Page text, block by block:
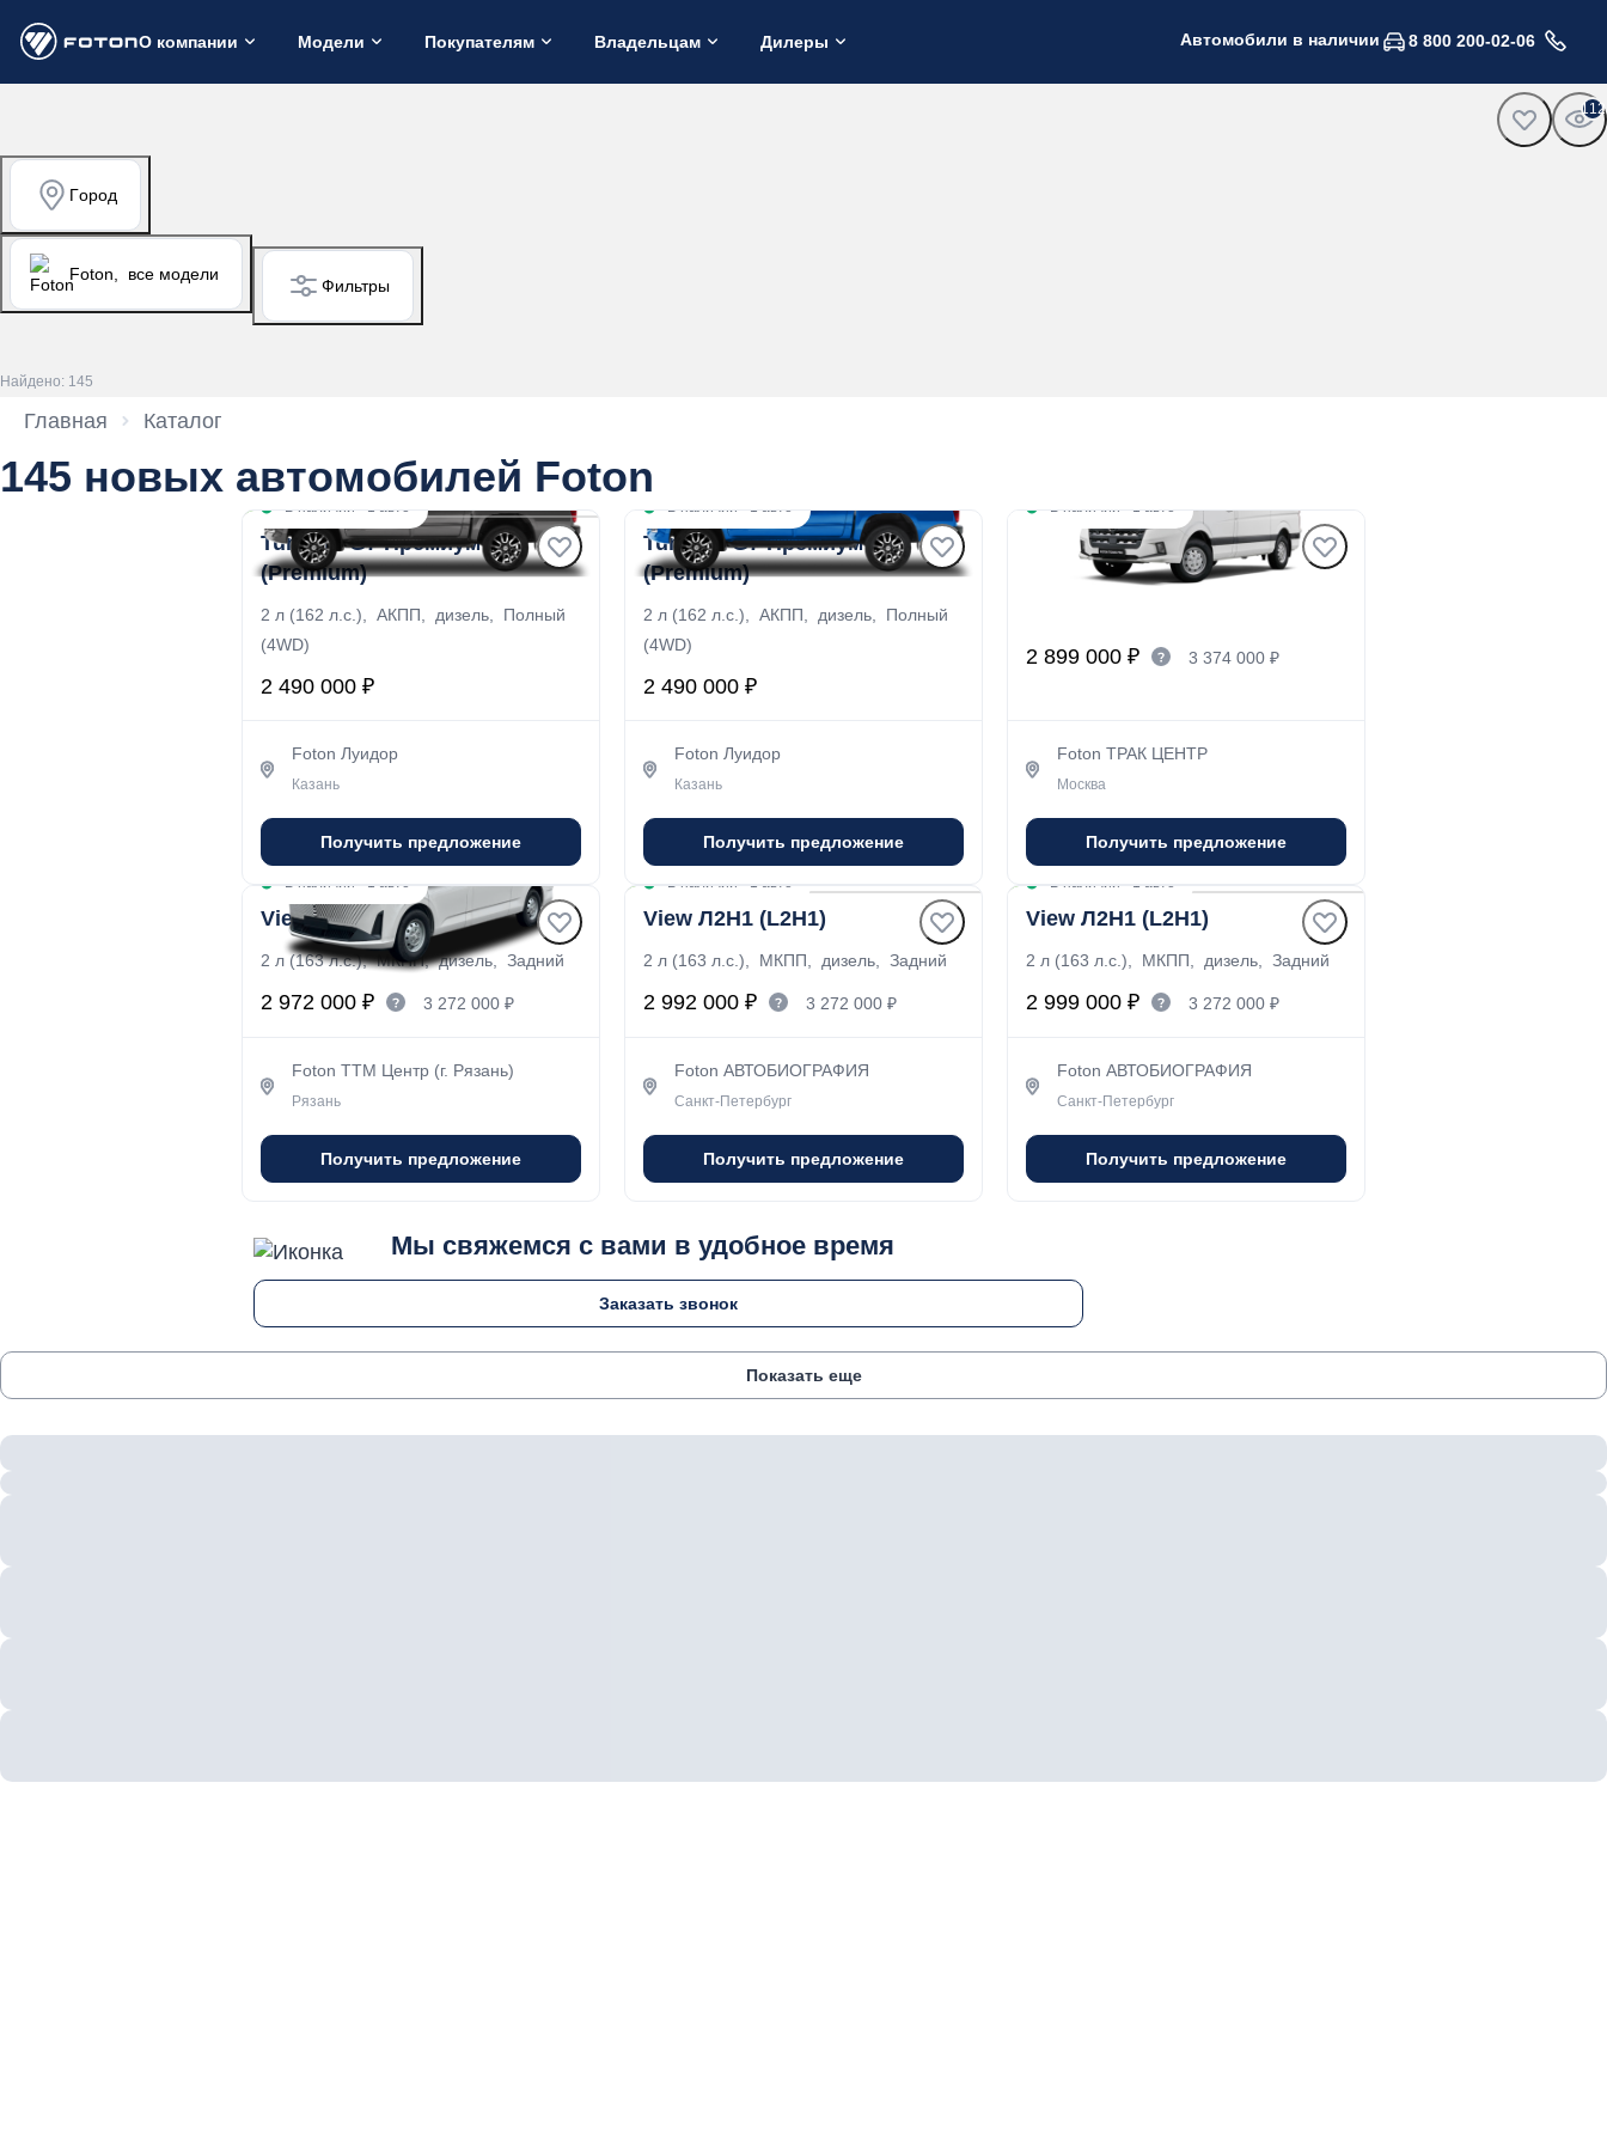
О компании Модели Покупателям Владельцам Дилеры Автомобили в наличии 8 800 200-02-06
112
Город
Foton, все модели
Фильтры
Найдено: 145
Главная Каталог
145 новых автомобилей Foton
В наличии 1 авто
Tunland G7 Премиум
(Premium)
2 л (162 л.с.), АКПП, дизель, Полный
(4WD)
2 490 000 ₽
Foton Луидор
Казань
Получить предложение
В наличии 1 авто
Tunland G7 Премиум
(Premium)
2 л (162 л.с.), АКПП, дизель, Полный
(4WD)
2 490 000 ₽
Foton Луидор
Казань
Получить предложение
В наличии 1 авто
Toano PRO Л2Н2 (L2H2)
2.5 л (154 л.с.), МКПП-6, дизель,
2 899 000 ₽ 3 374 000 ₽
Foton ТРАК ЦЕНТР
Москва
Получить предложение
В наличии 1 авто
View Л2Н1 (L2H1)
2 л (163 л.с.), МКПП, дизель, Задний
2 972 000 ₽ 3 272 000 ₽
Foton ТТМ Центр (г. Рязань)
Рязань
Получить предложение
В наличии 1 авто
View Л2Н1 (L2H1)
2 л (163 л.с.), МКПП, дизель, Задний
2 992 000 ₽ 3 272 000 ₽
Foton АВТОБИОГРАФИЯ
Санкт-Петербург
Получить предложение
В наличии 1 авто
View Л2Н1 (L2H1)
2 л (163 л.с.), МКПП, дизель, Задний
2 999 000 ₽ 3 272 000 ₽
Foton АВТОБИОГРАФИЯ
Санкт-Петербург
Получить предложение
Мы свяжемся с вами в удобное время
Заказать звонок
Показать еще